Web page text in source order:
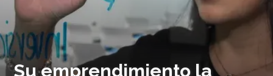
Su emprendimiento la